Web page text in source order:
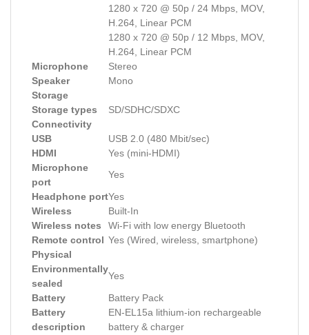
1280 x 720 @ 50p / 24 Mbps, MOV,
H.264, Linear PCM
1280 x 720 @ 50p / 12 Mbps, MOV,
H.264, Linear PCM
Microphone
Stereo
Speaker
Mono
Storage
Storage types
SD/SDHC/SDXC
Connectivity
USB
USB 2.0 (480 Mbit/sec)
HDMI
Yes (mini-HDMI)
Microphone
port
Yes
Headphone portYes
Wireless
Built-In
Wireless notes
Wi-Fi with low energy Bluetooth
Remote control Yes (Wired, wireless, smartphone)
Physical
Environmentally
sealed
Yes
Battery
Battery Pack
Battery
description
EN-EL15a lithium-ion rechargeable
battery & charger